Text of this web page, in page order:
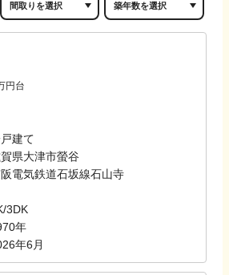
円台
建て
県大津市螢谷
電気鉄道石坂線石山寺
3DK
年
年6月